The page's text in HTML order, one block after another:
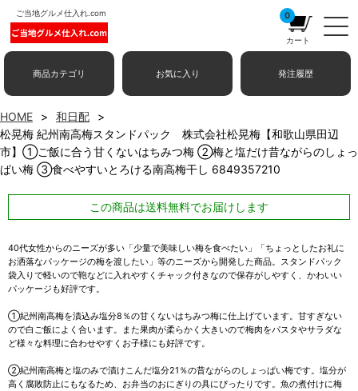
ご当地グルメ仕入れ.com 0
カート
商品カテゴリ お気に入り 発注履歴
HOME
和日配
松晃梅 紀州南高梅スタンドパック 株式会社松晃梅【和歌山県田辺
市】①ご飯に合う甘くないはちみつ梅 ②梅と塩だけ昔ながらのしょっ
ぱい梅 ③食べやすいとろける南高梅干し 6849357210
この商品は送料無料でお届けします
40代女性からのニーズが多い「少量で美味しい梅を食べたい」「ちょっとしたお礼に
お洒落なパッケージの梅を渡したい」等のニーズから開発した商品。スタンドパック
袋入りで軽いので鞄などに入れやすくチャック付きなので保存がしやすく、かわいい
パッケージも好評です。
①紀州南高梅を漬込み塩分8％の甘くないはちみつ梅に仕上げています。甘すぎない
ので白ご飯によく合います。また果肉が柔らかく大きいので梅肉をパスタやサラダな
ど様々な料理に合わせやすくお子様にも好評です。
②紀州南高梅と塩のみで漬けこんだ塩分21％の昔ながらのしょっぱい梅です。塩分が
高く腐敗防止にもなるため、お弁当のおにぎりの具にぴったりです。魚の煮付けに梅